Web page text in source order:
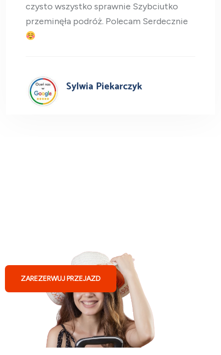
czysto wszystko sprawnie Szybciutko
przeminęła podróż. Polecam Serdecznie
Sylwia Piekarczyk
ZAREZERWUJ PRZEJAZD